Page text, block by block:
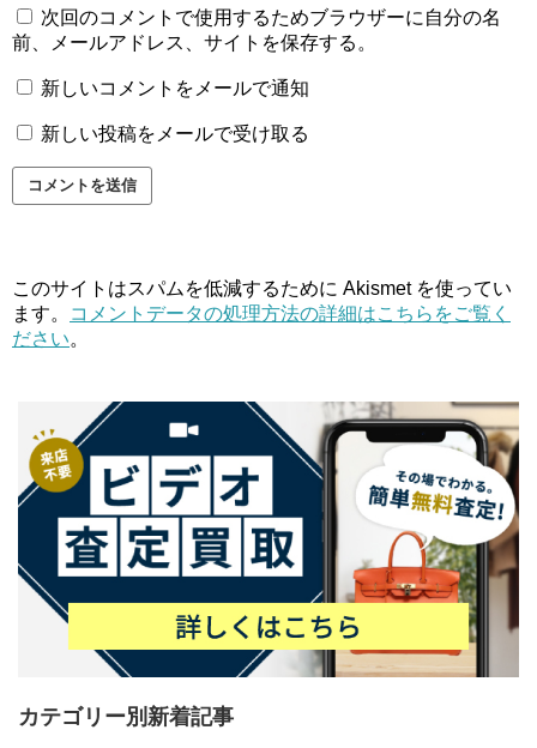
次回のコメントで使用するためブラウザーに自分の名
前、メールアドレス、サイトを保存する。
新しいコメントをメールで通知
新しい投稿をメールで受け取る
このサイトはスパムを低減するために Akismet を使ってい
ます。
コメントデータの処理方法の詳細はこちらをご覧く
ださい。
カテゴリー別新着記事